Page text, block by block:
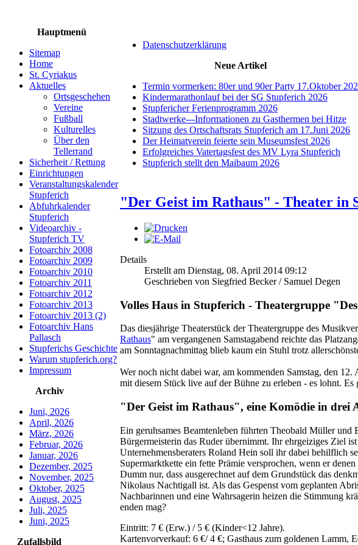
Hauptmenü
Sitemap
Home
St. Cyriakus
Aktuelles
Ortsgeschehen
Vereine
Fußball
Kulturelles
Über den
Tellerrand
Sicherheit / Rettung
Einrichtungen
Veranstaltungskalender
Stupferich
Abfuhrkalender
Stupferich
Videoarchiv -
Stupferich TV
Fotoarchiv 2008
Fotoarchiv 2009
Fotoarchiv 2010
Fotoarchiv 2011
Fotoarchiv 2012
Fotoarchiv 2013
Fotoarchiv 2013 (2)
Fotoarchiv Hans
Pallasch
Stupferichs Geschichte
Warum stupferich.org?
Impressum
Archiv
Juni, 2026
April, 2026
März, 2026
Februar, 2026
Januar, 2026
Dezember, 2025
November, 2025
Oktober, 2025
August, 2025
Juli, 2025
Juni, 2025
Zufallsbild
Datenschutzerklärung
Neue Artikel
Termin vormerken: 80er und 90er Party 17.Oktober
Kindermarathonlauf bei der SG Stupferich 2026
Stupfericher Ferienprogramm 2026
Stadtwerke---Informationen zu Gasthermen bei Hitze
Sitzung des Ortschaftsrats Stupferich am 17.Juni 2026
Der Heimatverein feierte sein Museumsfest 2026
Erfolgreiches Vatertagsfest des MV Lyra Stupferich
Stupferich stellt den Maibaum 2026
"Der Geist im Rathaus" - Theater in
Details
Erstellt am Dienstag, 08. April 2014 09:12
Geschrieben von Siegfried Becker / Samuel Degen
Volles Haus in Stupferich - Theatergruppe
Das diesjährige Theaterstück der Theatergruppe des
Rathaus" am vergangenen Samstagabend reichte das
am Sonntagnachmittag blieb kaum ein Stuhl trotz
Wer noch nicht dabei war, am kommenden Samstag, den
mit diesem Stück live auf der Bühne zu erleben - es lohnt.
"Der Geist im Rathaus", eine Komödie in drei
Ein geruhsames Beamtenleben führten Theobald Müller
Bürgermeisterin das Ruder übernimmt. Ihr ehrgeiziges Ziel
Unternehmensberaters Roland Hein soll ihr dabei behilflich
Supermarktkette ein fette Prämie versprochen, wenn er
Dumm nur, dass ausgerechnet auf dem Grundstück das
Nikolaus Nachtigall ist. Als das Gespenst vom geplanten
Nachbarinnen und eine Wahrsagerin heizen die Stimmung
enden mag?
Eintritt: 7 € (Erw.) / 5 € (Kinder<12 Jahre).
Kartenvorverkauf: 6 €/ 4 €; Gasthaus zum goldenen Lamm,